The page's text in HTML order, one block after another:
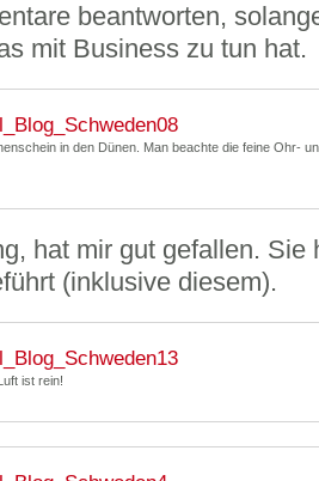
beantworten,
mit Business zu tun hat.
in den Dünen. Man beachte die feine Ohr-
hat mir gut gefallen. Sie
(inklusive diesem).
ist rein!